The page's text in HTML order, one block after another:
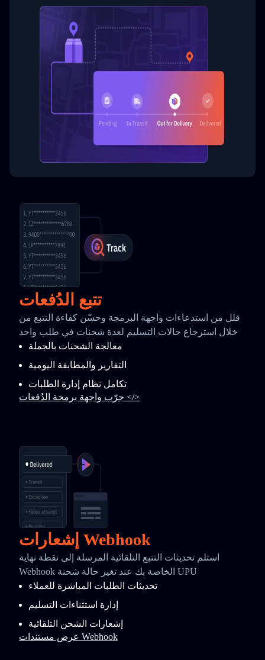
تتبع الدُفعات
قلل من استدعاءات واجهة البرمجة وحسّن كفاءة التتبع من
خلال استرجاع حالات التسليم لعدة شحنات في طلب واحد
معالجة الشحنات بالجملة
التقارير والمطابقة اليومية
تكامل نظام إدارة الطلبات
جرّب واجهة برمجة الدُفعات </>
إشعارات Webhook
استلم تحديثات التتبع التلقائية المرسلة إلى نقطة نهاية
Webhook الخاصة بك عند تغير حالة شحنة UPU
تحديثات الطلبات المباشرة للعملاء
إدارة استثناءات التسليم
إشعارات الشحن التلقائية
عرض مستندات Webhook